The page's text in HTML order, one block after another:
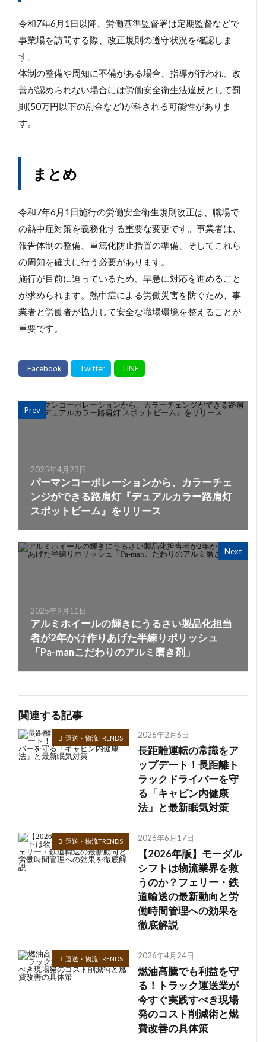
令和7年6月1日以降、労働基準監督署は定期監督などで
事業場を訪問する際、改正規則の遵守状況を確認しま
す。
体制の整備や周知に不備がある場合、指導が行われ、改
善が認められない場合には労働安全衛生法違反として罰
則(50万円以下の罰金など)が科される可能性がありま
す。
まとめ
令和7年6月1日施行の労働安全衛生規則改正は、職場で
の熱中症対策を義務化する重要な変更です。事業者は、
報告体制の整備、重篤化防止措置の準備、そしてこれら
の周知を確実に行う必要があります。
施行が目前に迫っているため、早急に対応を進めること
が求められます。熱中症による労働災害を防ぐため、事
業者と労働者が協力して安全な職場環境を整えることが
重要です。
Prev
2025年4月23日
パーマンコーポレーションから、カラーチェ
ンジができる路肩灯『デュアルカラー路肩灯
スポットビーム』をリリース
Next
2025年9月11日
アルミホイールの輝きにうるさい製品化担当
者が2年かけ作りあげた半練りポリッシュ
「Pa-manこだわりのアルミ磨き剤」
関連する記事
運送・物流TRENDS 2026年2月6日
長距離運転の常識をア
ップデート！長距離ト
ラックドライバーを守
る「キャビン内健康
法」と最新眠気対策
運送・物流TRENDS 2026年6月17日
【2026年版】モーダル
シフトは物流業界を救
うのか？フェリー・鉄
道輸送の最新動向と労
働時間管理への効果を
徹底解説
運送・物流TRENDS 2026年4月24日
燃油高騰でも利益を守
る！トラック運送業が
今すぐ実践すべき現場
発のコスト削減術と燃
費改善の具体策